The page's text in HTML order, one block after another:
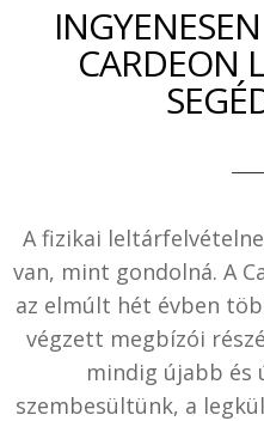
CARDEON
A fizikai
van, mint gondolná. A
az elmúlt hét évben
végzett megbízói
mindig újabb és
szembesültünk, a